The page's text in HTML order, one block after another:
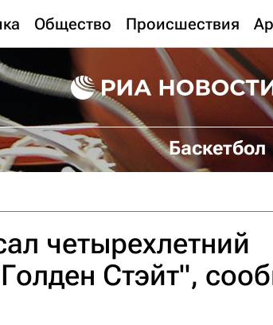
Общество Происшествия
Баскетбол
четырехлетний
Стэйт",